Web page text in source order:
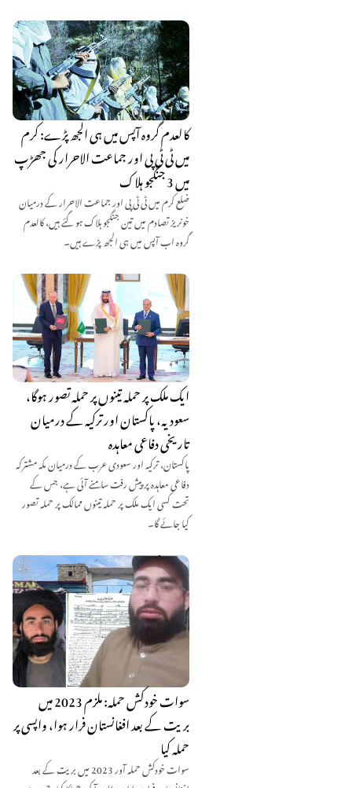
کالعدم گروہ آپس میں ہی الجھ پڑے: کرم
میں ٹی ٹی پی اور جماعت الاحرار کی جھڑپ
میں 3 جنگجو ہلاک
ضلع کرم میں ٹی ٹی پی اور جماعت الاحرار کے درمیان
خونریز تصادم میں تین جنگجو ہلاک ہو گئے ہیں، کالعدم
گروہ اب آپس میں ہی الجھ پڑے ہیں۔
ایک ملک پر حملہ تینوں پر حملہ تصور ہوگا،
سعودیہ، پاکستان اور ترکیہ کے درمیان
تاریخی دفاعی معاہدہ
پاکستان، ترکیہ اور سعودی عرب کے درمیان مکہ مشترکہ
دفاعی معاہدہ پر پیش رفت سامنے آئی ہے، جس کے
تحت کسی ایک ملک پر حملہ تینوں ممالک پر حملہ تصور
کیا جائے گا۔
سوات خودکش حملہ: ملزم 2023 میں
بریت کے بعد افغانستان فرار ہوا، واپسی پر
حملہ کیا
سوات خودکش حملہ آور 2023 میں بریت کے بعد